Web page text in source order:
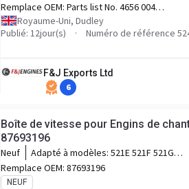
Remplace OEM: Parts list No. 4656 004
004 Ratio. 4.012-0.619 Serial No. 534012
Royaume-Uni, Dudley
Publié: 12jour(s)
Numéro de référence
F&J Exports Ltd
6
Boîte de vitesse pour Engins de
87693196
Neuf Adapté à modèles: 521E 521F 521G
W110B 521G2 W110TC
Remplace OEM: 87693196
NEUF